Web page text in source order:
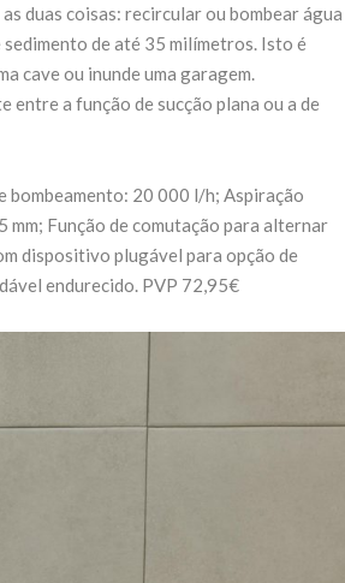
duas coisas: recircular ou bombear água
sedimento de até 35 milímetros. Isto é
cave ou inunde uma garagem.
entre a função de sucção plana ou a de
bombeamento: 20 000 l/h; Aspiração
Função de comutação para alternar
dispositivo plugável para opção de
endurecido. PVP 72,95€